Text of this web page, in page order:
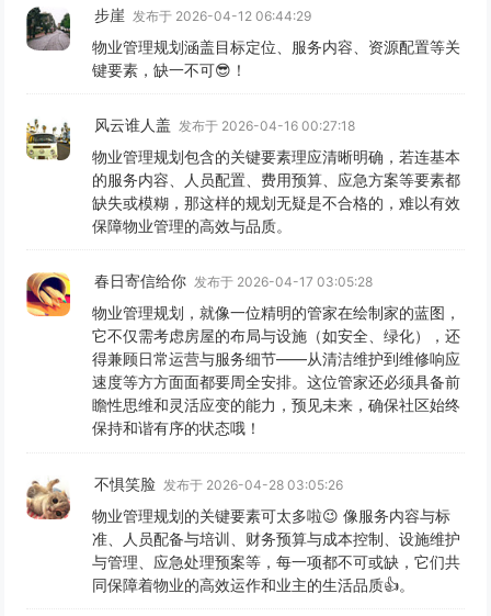
步崖 发布于 2026-04-12 06:44:29
物业管理规划涵盖目标定位、服务内容、资源配置等关
键要素，缺一不可😎！
风云谁人盖 发布于 2026-04-16 00:27:18
物业管理规划包含的关键要素理应清晰明确，若连基本
的服务内容、人员配置、费用预算、应急方案等要素都
缺失或模糊，那这样的规划无疑是不合格的，难以有效
保障物业管理的高效与品质。
春日寄信给你 发布于 2026-04-17 03:05:28
物业管理规划，就像一位精明的管家在绘制家的蓝图，
它不仅需考虑房屋的布局与设施（如安全、绿化），还
得兼顾日常运营与服务细节——从清洁维护到维修响应
速度等方方面面都要周全安排。这位管家还必须具备前
瞻性思维和灵活应变的能力，预见未来，确保社区始终
保持和谐有序的状态哦！
不惧笑脸 发布于 2026-04-28 03:05:26
物业管理规划的关键要素可太多啦😉 像服务内容与标
准、人员配备与培训、财务预算与成本控制、设施维护
与管理、应急处理预案等，每一项都不可或缺，它们共
同保障着物业的高效运作和业主的生活品质👍。